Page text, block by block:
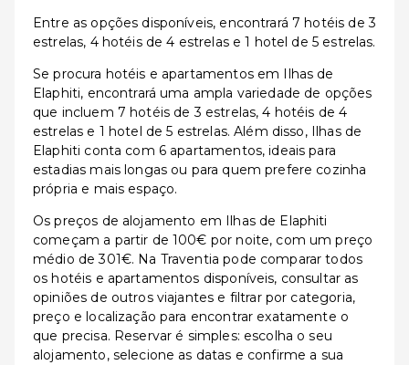
Entre as opções disponíveis, encontrará 7 hotéis de 3
estrelas, 4 hotéis de 4 estrelas e 1 hotel de 5 estrelas.
Se procura hotéis e apartamentos em Ilhas de
Elaphiti, encontrará uma ampla variedade de opções
que incluem 7 hotéis de 3 estrelas, 4 hotéis de 4
estrelas e 1 hotel de 5 estrelas. Além disso, Ilhas de
Elaphiti conta com 6 apartamentos, ideais para
estadias mais longas ou para quem prefere cozinha
própria e mais espaço.
Os preços de alojamento em Ilhas de Elaphiti
começam a partir de 100€ por noite, com um preço
médio de 301€. Na Traventia pode comparar todos
os hotéis e apartamentos disponíveis, consultar as
opiniões de outros viajantes e filtrar por categoria,
preço e localização para encontrar exatamente o
que precisa. Reservar é simples: escolha o seu
alojamento, selecione as datas e confirme a sua